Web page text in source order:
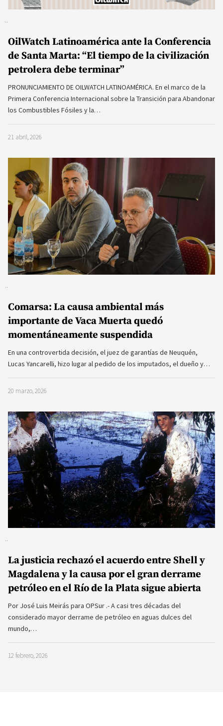
OilWatch Latinoamérica ante la Conferencia
de Santa Marta: “El tiempo de la civilización
petrolera debe terminar”
PRONUNCIAMIENTO DE OILWATCH LATINOAMÉRICA. En el marco de la
Primera Conferencia Internacional sobre la Transición para Abandonar
los Combustibles Fósiles y la…
21 abril, 2026
Comarsa: La causa ambiental más
importante de Vaca Muerta quedó
momentáneamente suspendida
En una controvertida decisión, el juez de garantías de Neuquén,
Lucas Yancarelli, hizo lugar al pedido de los imputados, el dueño y…
20 marzo, 2026
La justicia rechazó el acuerdo entre Shell y
Magdalena y la causa por el gran derrame
petróleo en el Río de la Plata sigue abierta
Por José Luis Meirás para OPSur .- A casi tres décadas del
considerado mayor derrame de petróleo en aguas dulces del
mundo,…
12 febrero, 2026